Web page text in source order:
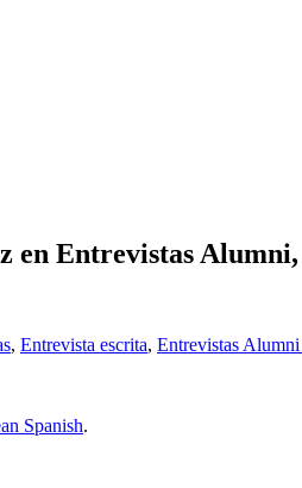
en Entrevistas
, Entrevista escrita, Entrevistas
Spanish.